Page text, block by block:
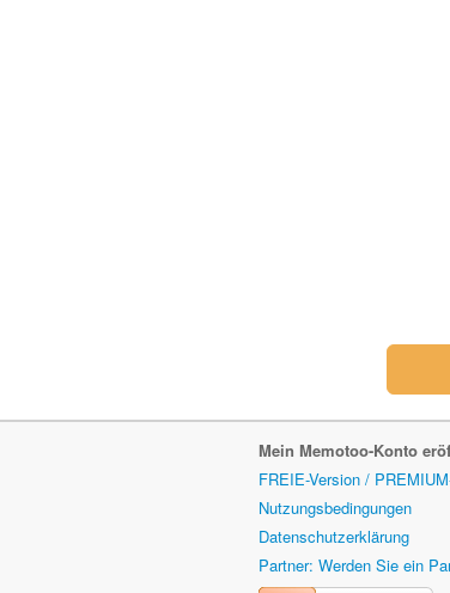
Mein Memotoo-Konto
FREIE-Version /
Nutzungsbedingungen
Datenschutzerklärung
Partner: Werden Sie ein